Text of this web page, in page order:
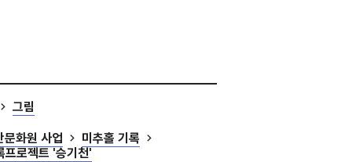
그림
문화원 사업
미추홀 기록
로젝트 '승기천'